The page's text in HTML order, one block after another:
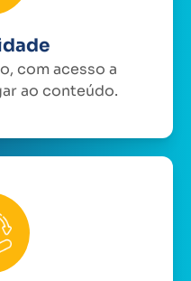
com acesso a
ao conteúdo.